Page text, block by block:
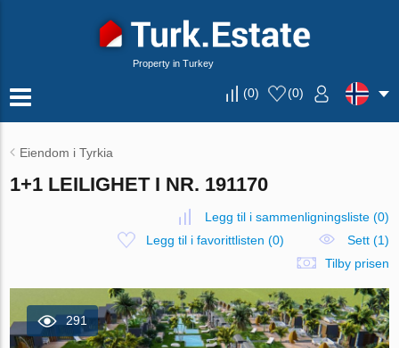
Property in Turkey
(0) (0)
Eiendom i Tyrkia
1+1 LEILIGHET I NR. 191170
Legg til i sammenligningsliste(0)
Legg til i favorittlisten (0)
Sett (1)
Tilby prisen
291